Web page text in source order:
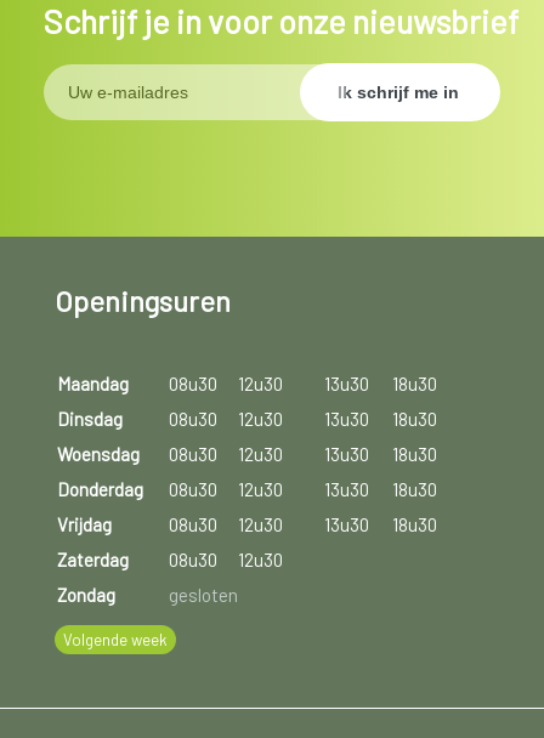
Schrijf je in voor onze nieuwsbrief
Openingsuren
Maandag 08u30 12u30 13u30
18u30
Dinsdag
08u30 12u30 13u30
18u30
Woensdag
08u30 12u30 13u30
18u30
Donderdag
08u30 12u30 13u30
18u30
Vrijdag
08u30 12u30 13u30
18u30
Zaterdag
08u30
12u30
Zondag
gesloten
Volgende week